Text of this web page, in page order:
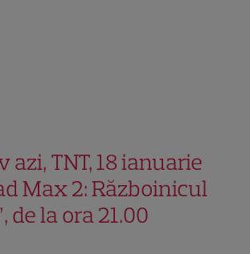
azi, TNT, 18 ianuarie
Max 2: Războinicul
de la ora 21.00